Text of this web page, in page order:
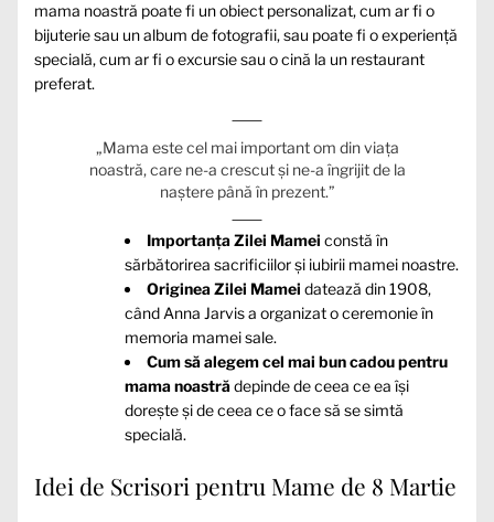
mama noastră poate fi un obiect personalizat, cum ar fi o
bijuterie sau un album de fotografii, sau poate fi o experiență
specială, cum ar fi o excursie sau o cină la un restaurant
preferat.
„Mama este cel mai important om din viața
noastră, care ne-a crescut și ne-a îngrijit de la
naștere până în prezent.”
Importanța Zilei Mamei constă în
sărbătorirea sacrificiilor și iubirii mamei noastre.
Originea Zilei Mamei datează din 1908,
când Anna Jarvis a organizat o ceremonie în
memoria mamei sale.
Cum să alegem cel mai bun cadou pentru
mama noastrădepinde de ceea ce ea își
dorește și de ceea ce o face să se simtă
specială.
Idei de Scrisori pentru Mame de 8 Martie